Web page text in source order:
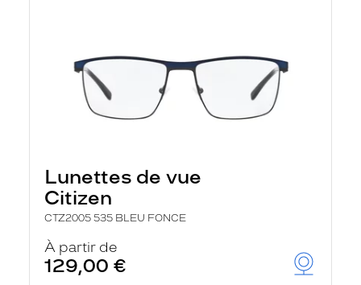
Lunettes de vue
Citizen
CTZ2005 535 BLEU FONCE
À partir de
129,00 €